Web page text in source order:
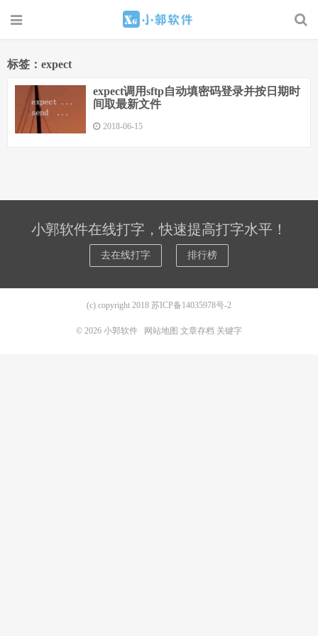
标签：expect
expect调用sftp自动填密码登录并按日期时
间取最新文件
2018-06-15
小郭软件在线打字，快速提高打字水平！
去在线打字 排行榜
(c) copyright 2018 苏ICP备14035978号-2
© 2026 小郭软件 网站地图 文章存档 关键字